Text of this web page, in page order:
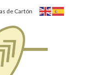
de Cartón